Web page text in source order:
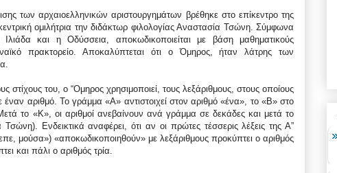
των αρχαιοελληνικών αριστουργημάτων βρέθηκε στο επίκεντρο της
ομιλήτρια την διδάκτωρ φιλολογίας Αναστασία Τσώνη. Σύμφωνα
και η Οδύσσεια, αποκωδικοποιείται με βάση μαθηματικούς
πρακτορείο. Αποκαλύπτεται ότι ο Όμηρος, ήταν λάτρης των
στίχους του, ο “Ομηρος χρησιμοποιεί, τους λεξάριθμους, στους οποίους
έναν αριθμό. Το γράμμα «Α» αντιστοιχεί στον αριθμό «ένα», το «Β» στο
το «Κ», οι αριθμοί ανεβαίνουν ανά γράμμα σε δεκάδες και μετά το
Ενδεικτικά αναφέρει, ότι αν οι πρώτες τέσσερις λέξεις της Α”
μούσα») «αποκωδικοποιηθούν» με λεξάριθμους προκύπτει ο αριθμός
και πάλι ο αριθμός τρία.